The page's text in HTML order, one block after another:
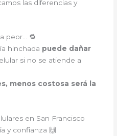
las diferencias y
peor… 🔁
hinchada puede dañar
si no se atiende a
menos costosa será la
en San Francisco
y confianza 🙌